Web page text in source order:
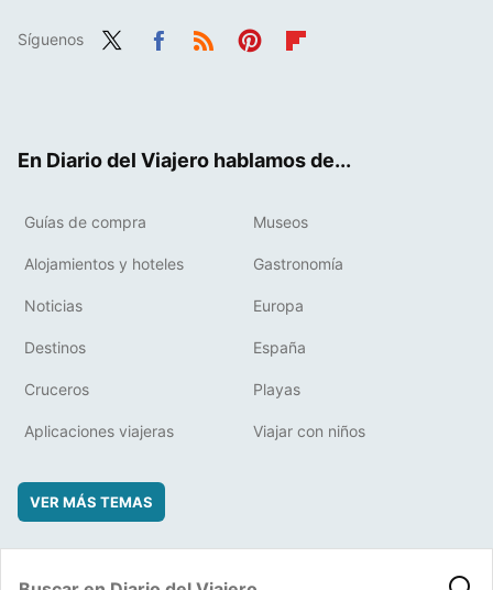
Síguenos
En Diario del Viajero hablamos de...
Guías de compra Museos
Alojamientos y hoteles Gastronomía
Noticias Europa
Destinos España
Cruceros Playas
Aplicaciones viajeras Viajar con niños
VER MÁS TEMAS